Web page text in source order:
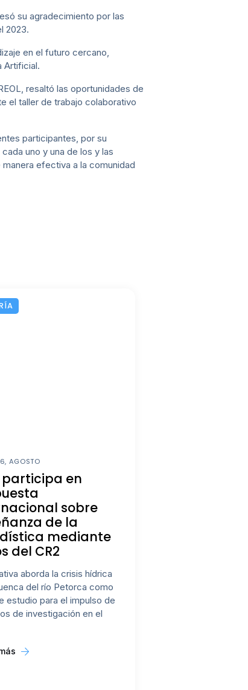
su agradecimiento por las
2023.
en el futuro cercano,
Artificial.
resaltó las oportunidades de
el taller de trabajo colaborativo
participantes, por su
uno y una de los y las
efectiva a la comunidad
AGOSTO
participa en
sobre
de la
mediante
del CR2
aborda la crisis hídrica
del río Petorca como
estudio para el impulso de
de investigación en el